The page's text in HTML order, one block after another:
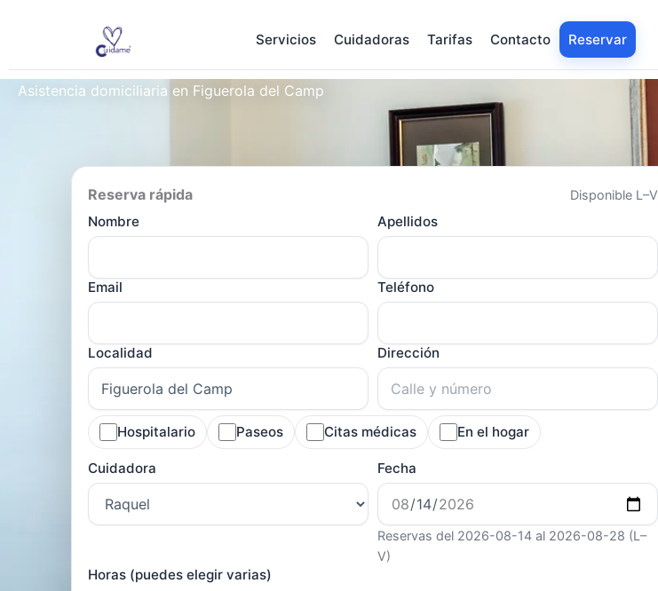
Servicios Cuidadoras Tarifas Contacto Reservar
Asistencia domiciliaria en Figuerola del Camp
Reserva rápida Disponible L–V
Nombre Apellidos
Email Teléfono
Localidad Dirección
Hospitalario Paseos Citas médicas En el hogar
Cuidadora Fecha
Reservas del 2026-08-14 al 2026-08-28 (L–
V)
Horas (puedes elegir varias)